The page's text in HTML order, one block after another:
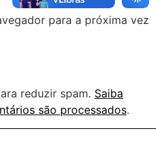
para a próxima vez
reduzir spam. Saiba
são processados.